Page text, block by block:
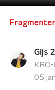
Gijs
05